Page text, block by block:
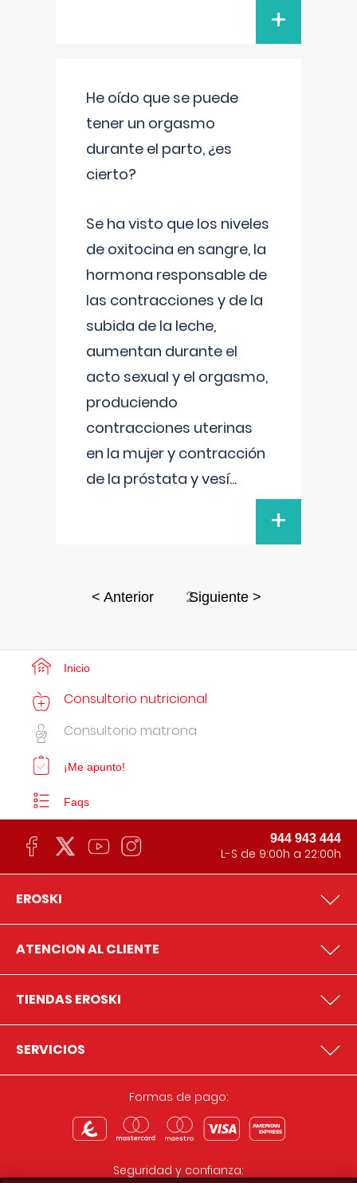
+
He oído que se puede
tener un orgasmo
durante el parto, ¿es
cierto?
Se ha visto que los niveles
de oxitocina en sangre, la
hormona responsable de
las contracciones y de la
subida de la leche,
aumentan durante el
acto sexual y el orgasmo,
produciendo
contracciones uterinas
en la mujer y contracción
de la próstata y vesí...
+
< Anterior 2Siguiente >
Inicio
Consultorio nutricional
Consultorio matrona
¡Me apunto!
Faqs
944 943 444
L-S de 9:00h a 22:00h
EROSKI
ATENCION AL CLIENTE
TIENDAS EROSKI
SERVICIOS
Formas de pago:
Seguridad y confianza: